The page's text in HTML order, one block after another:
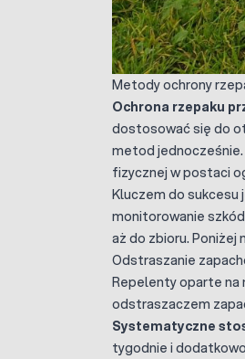
Metody ochrony
Ochrona rzepaku
dostosować się do
metod jednocześnie.
fizycznej w postaci
Kluczem do sukcesu
monitorowanie
aż do zbioru. Poniżej
Odstraszanie
Repelenty oparte na
odstraszaczem
Systematyczne
tygodnie i